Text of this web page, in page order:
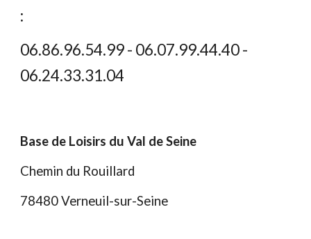
:
06.86.96.54.99- 06.07.99.44.40 -
06.24.33.31.04
Base de Loisirs du Val de Seine
Chemin du Rouillard
78480 Verneuil-sur-Seine